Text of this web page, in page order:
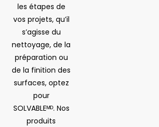
les étapes de
vos projets, qu’il
s’agisse du
nettoyage, de la
préparation ou
de la finition des
surfaces, optez
pour
SOLVABLEᴹᴰ. Nos
produits